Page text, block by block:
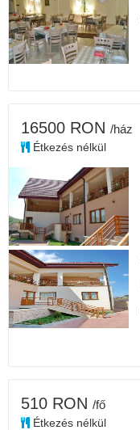
16500 RON /ház
Étkezés nélkül
510 RON /fő
Étkezés nélkül